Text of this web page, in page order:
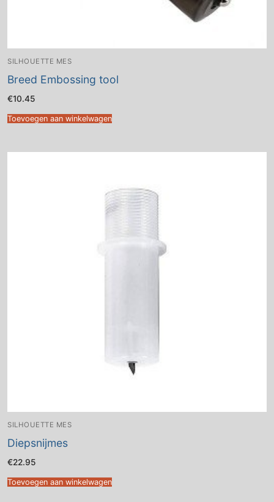
SILHOUETTE MES
Breed Embossing tool
€10.45
Toevoegen aan winkelwagen
SILHOUETTE MES
Diepsnijmes
€22.95
Toevoegen aan winkelwagen